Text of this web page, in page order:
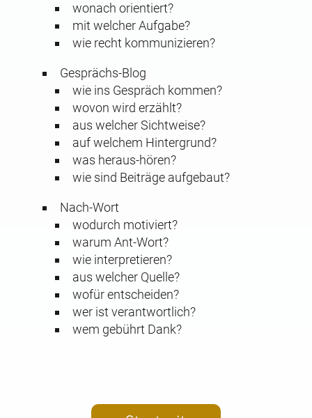
wonach orientiert?
mit welcher Aufgabe?
wie recht kommunizieren?
Gesprächs-Blog
wie ins Gespräch kommen?
wovon wird erzählt?
aus welcher Sichtweise?
auf welchem Hintergrund?
was heraus-hören?
wie sind Beiträge aufgebaut?
Nach-Wort
wodurch motiviert?
warum Ant-Wort?
wie interpretieren?
aus welcher Quelle?
wofür entscheiden?
wer ist verantwortlich?
wem gebührt Dank?